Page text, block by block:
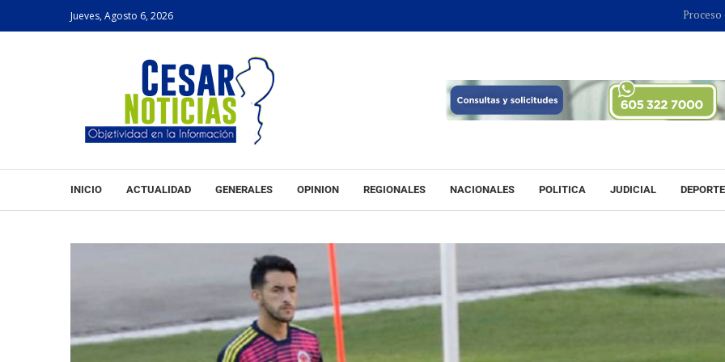
Jueves, Agosto 6, 2026 Proceso contra
INICIO ACTUALIDAD GENERALES OPINION REGIONALES NACIONALES POLITICA JUDICIAL